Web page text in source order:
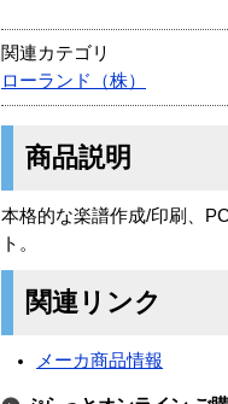
関連カテゴリ
ローランド（株）
商品説明
本格的な楽譜作成/印刷、
ト。
関連リンク
メーカ商品情報